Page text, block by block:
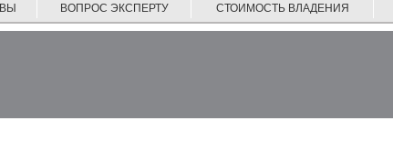
ВОПРОС ЭКСПЕРТУ СТОИМОСТЬ ВЛАДЕНИЯ